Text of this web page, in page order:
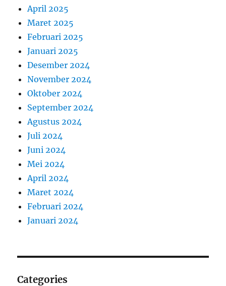
April 2025
Maret 2025
Februari 2025
Januari 2025
Desember 2024
November 2024
Oktober 2024
September 2024
Agustus 2024
Juli 2024
Juni 2024
Mei 2024
April 2024
Maret 2024
Februari 2024
Januari 2024
Categories